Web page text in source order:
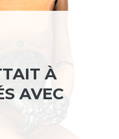
À
AVEC